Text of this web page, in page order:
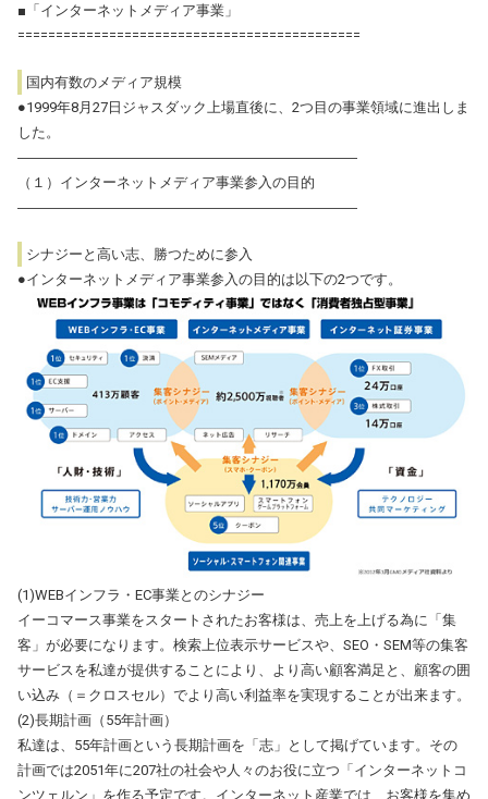
■「インターネットメディア事業」
=============================================
国内有数のメディア規模
●1999年8月27日ジャスダック上場直後に、2つ目の事業領域に進出しま
した。
――――――――――――――――――――――――
（１）インターネットメディア事業参入の目的
――――――――――――――――――――――――
シナジーと高い志、勝つために参入
●インターネットメディア事業参入の目的は以下の2つです。
(1)WEBインフラ・EC事業とのシナジー
イーコマース事業をスタートされたお客様は、売上を上げる為に「集
客」が必要になります。検索上位表示サービスや、SEO・SEM等の集客
サービスを私達が提供することにより、より高い顧客満足と、顧客の囲
い込み（＝クロスセル）でより高い利益率を実現することが出来ます。
(2)長期計画（55年計画）
私達は、55年計画という長期計画を「志」として掲げています。その
計画では2051年に207社の社会や人々のお役に立つ「インターネットコ
ンツェルン」を作る予定です。インターネット産業では、お客様を集め